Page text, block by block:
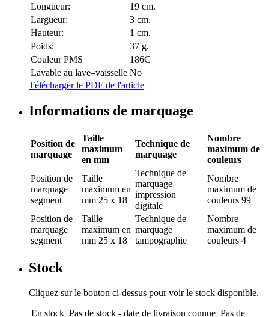
Longueur:
19 cm.
Largueur:
3 cm.
Hauteur:
1 cm.
Poids:
37 g.
Couleur PMS
186C
Lavable au lave–vaisselle No
Télécharger le PDF de l'article
Informations de marquage
Position de
marquage
Taille
maximum
en mm
Technique de
marquage
Nombre
maximum de
couleurs
Position de
marquage
segment
Taille
maximum en
mm 25 x 18
Technique de
marquage
impression
digitale
Nombre
maximum de
couleurs 99
Position de
marquage
segment
Taille
maximum en
mm 25 x 18
Technique de
marquage
tampographie
Nombre
maximum de
couleurs 4
Stock
Cliquez sur le bouton ci-dessus pour voir le stock disponible.
En stock Pas de stock - date de livraison connue Pas de